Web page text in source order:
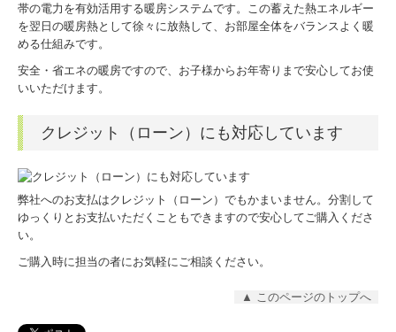
帯の電力を有効活用する暖房システムです。この蓄えた熱エネルギー
を翌日の暖房熱として徐々に放熱して、お部屋全体をバランスよく暖
める仕組みです。
安全・省エネの暖房ですので、お子様からお年寄りまで安心してお使
いいただけます。
クレジット（ローン）にも対応しています
弊社へのお支払はクレジット（ローン）でもかまいません。分割して
ゆっくりとお支払いただくこともできますので安心してご購入くださ
い。
ご購入時に担当の者にお気軽にご相談ください。
▲ このページのトップへ